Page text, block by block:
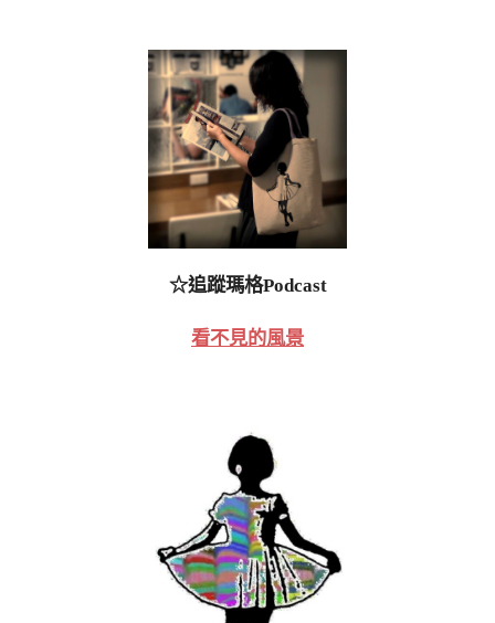
☆追蹤瑪格Podcast
看不見的風景